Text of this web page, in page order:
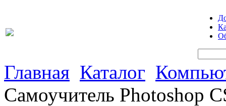
Главная Каталог
Самоучитель Photoshop